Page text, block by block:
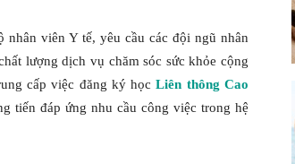
viên Y tế, yêu cầu các đội ngũ nhân
lượng dịch vụ chăm sóc sức khỏe cộng
cấp việc đăng ký họcLiên thông Cao
tiến đáp ứng nhu cầu công việc trong hệ